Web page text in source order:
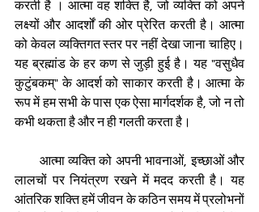
करती है । आत्मा वह शक्ति है, जो व्यक्ति को अपने
लक्ष्यों और आदर्शों की ओर प्रेरित करती है। आत्मा
को केवल व्यक्तिगत स्तर पर नहीं देखा जाना चाहिए।
यह ब्रह्मांड के हर कण से जुड़ी हुई है। यह "वसुधैव
कुटुंबकम्" के आदर्श को साकार करती है। आत्मा के
रूप में हम सभी के पास एक ऐसा मार्गदर्शक है, जो न तो
कभी थकता है और न ही गलती करता है।
आत्मा व्यक्ति को अपनी भावनाओं, इच्छाओं और
लालचों पर नियंत्रण रखने में मदद करती है। यह
आंतरिक शक्ति हमें जीवन के कठिन समय में प्रलोभनों